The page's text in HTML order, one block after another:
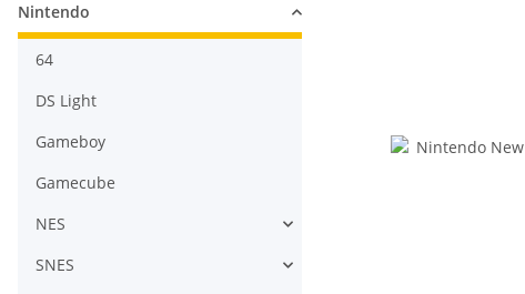
Nintendo
64
DS Light
Gameboy
Gamecube
NES
SNES